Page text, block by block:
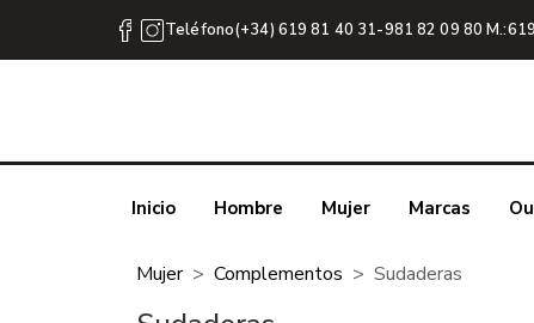
Teléfono(+34) 619 81 40 31-981 82 09 80
Inicio Hombre Mujer Marcas
Mujer Complementos Sudaderas